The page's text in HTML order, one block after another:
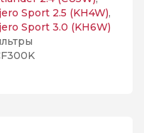
Sport 2.5 (KH4W),
Sport 3.0 (KH6W)